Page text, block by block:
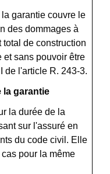
garantie couvre le
des dommages à
total de construction
et sans pouvoir être
de l'article R. 243-3.
la garantie
la durée de la
sur l'assuré en
du code civil. Elle
pour la même